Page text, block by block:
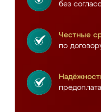
без
Честные
по